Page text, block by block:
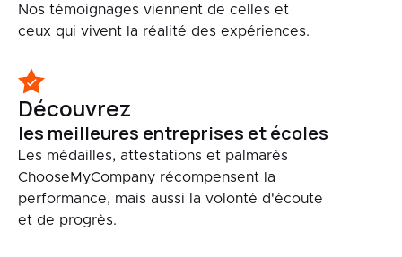
Nos témoignages viennent de celles et
ceux qui vivent la réalité des expériences.
Découvrez
les meilleures entreprises et écoles
Les médailles, attestations et palmarès
ChooseMyCompany récompensent la
performance, mais aussi la volonté d'écoute
et de progrès.